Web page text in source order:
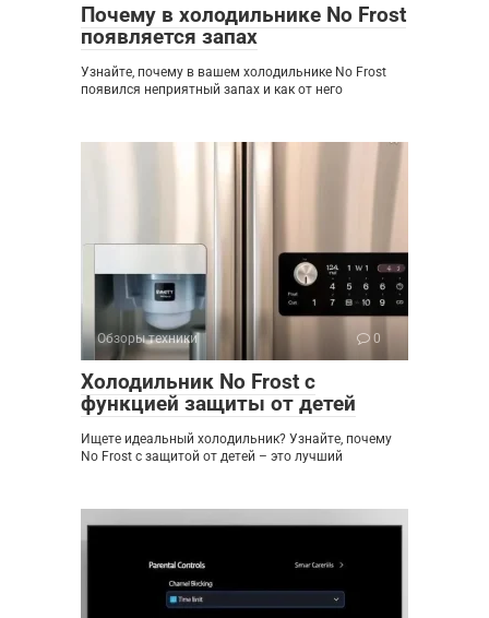
Почему в холодильнике No Frost
появляется запах
Узнайте, почему в вашем холодильнике No Frost
появился неприятный запах и как от него
Обзоры техники 0
Холодильник No Frost с
функцией защиты от детей
Ищете идеальный холодильник? Узнайте, почему
No Frost с защитой от детей – это лучший